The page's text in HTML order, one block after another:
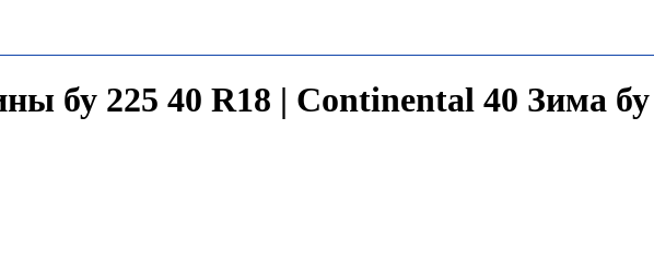
бу 225 40 R18 | Continental 40 Зима бу